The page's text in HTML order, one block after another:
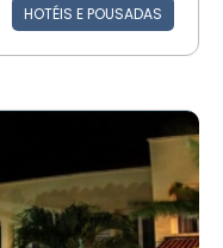
HOTÉIS E POUSADAS